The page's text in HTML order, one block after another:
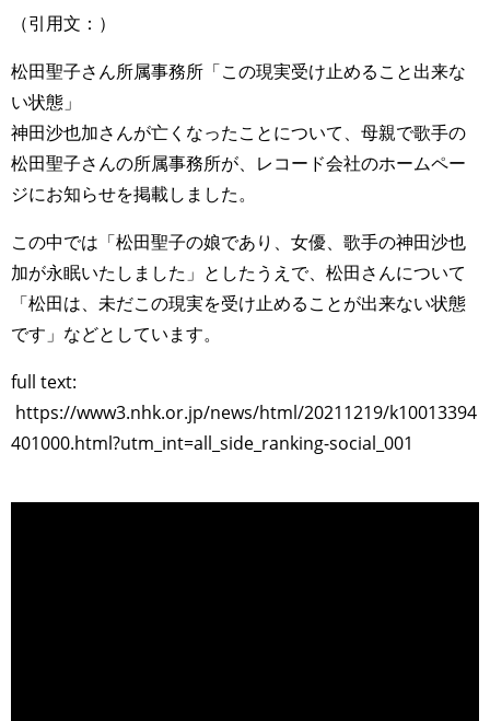
（引用文：）
松田聖子さん所属事務所「この現実受け止めること出来な
い状態」
神田沙也加さんが亡くなったことについて、母親で歌手の
松田聖子さんの所属事務所が、レコード会社のホームペー
ジにお知らせを掲載しました。
この中では「松田聖子の娘であり、女優、歌手の神田沙也
加が永眠いたしました」としたうえで、松田さんについて
「松田は、未だこの現実を受け止めることが出来ない状態
です」などとしています。
full text:
https://www3.nhk.or.jp/news/html/20211219/k10013394
401000.html?utm_int=all_side_ranking-social_001